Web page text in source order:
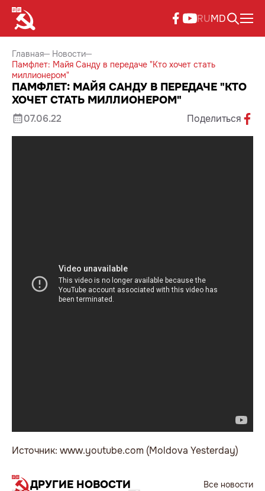
RUMD
Главная
Новости
Памфлет: Майя Санду в передаче "Кто хочет стать
миллионером"
ПАМФЛЕТ: МАЙЯ САНДУ В ПЕРЕДАЧЕ "КТО
ХОЧЕТ СТАТЬ МИЛЛИОНЕРОМ"
07.06.22 Поделиться
Источник: www.youtube.com (Moldova Yesterday)
ДРУГИЕ НОВОСТИ
Все новости